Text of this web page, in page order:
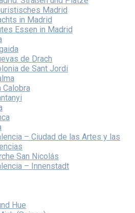
Madrid
in Madrid
Essen in Madrid
de Drach
de Sant Jordi
Calobra
– Ciudad de las Artes y las
San Nicolás
– Innenstadt
Hue